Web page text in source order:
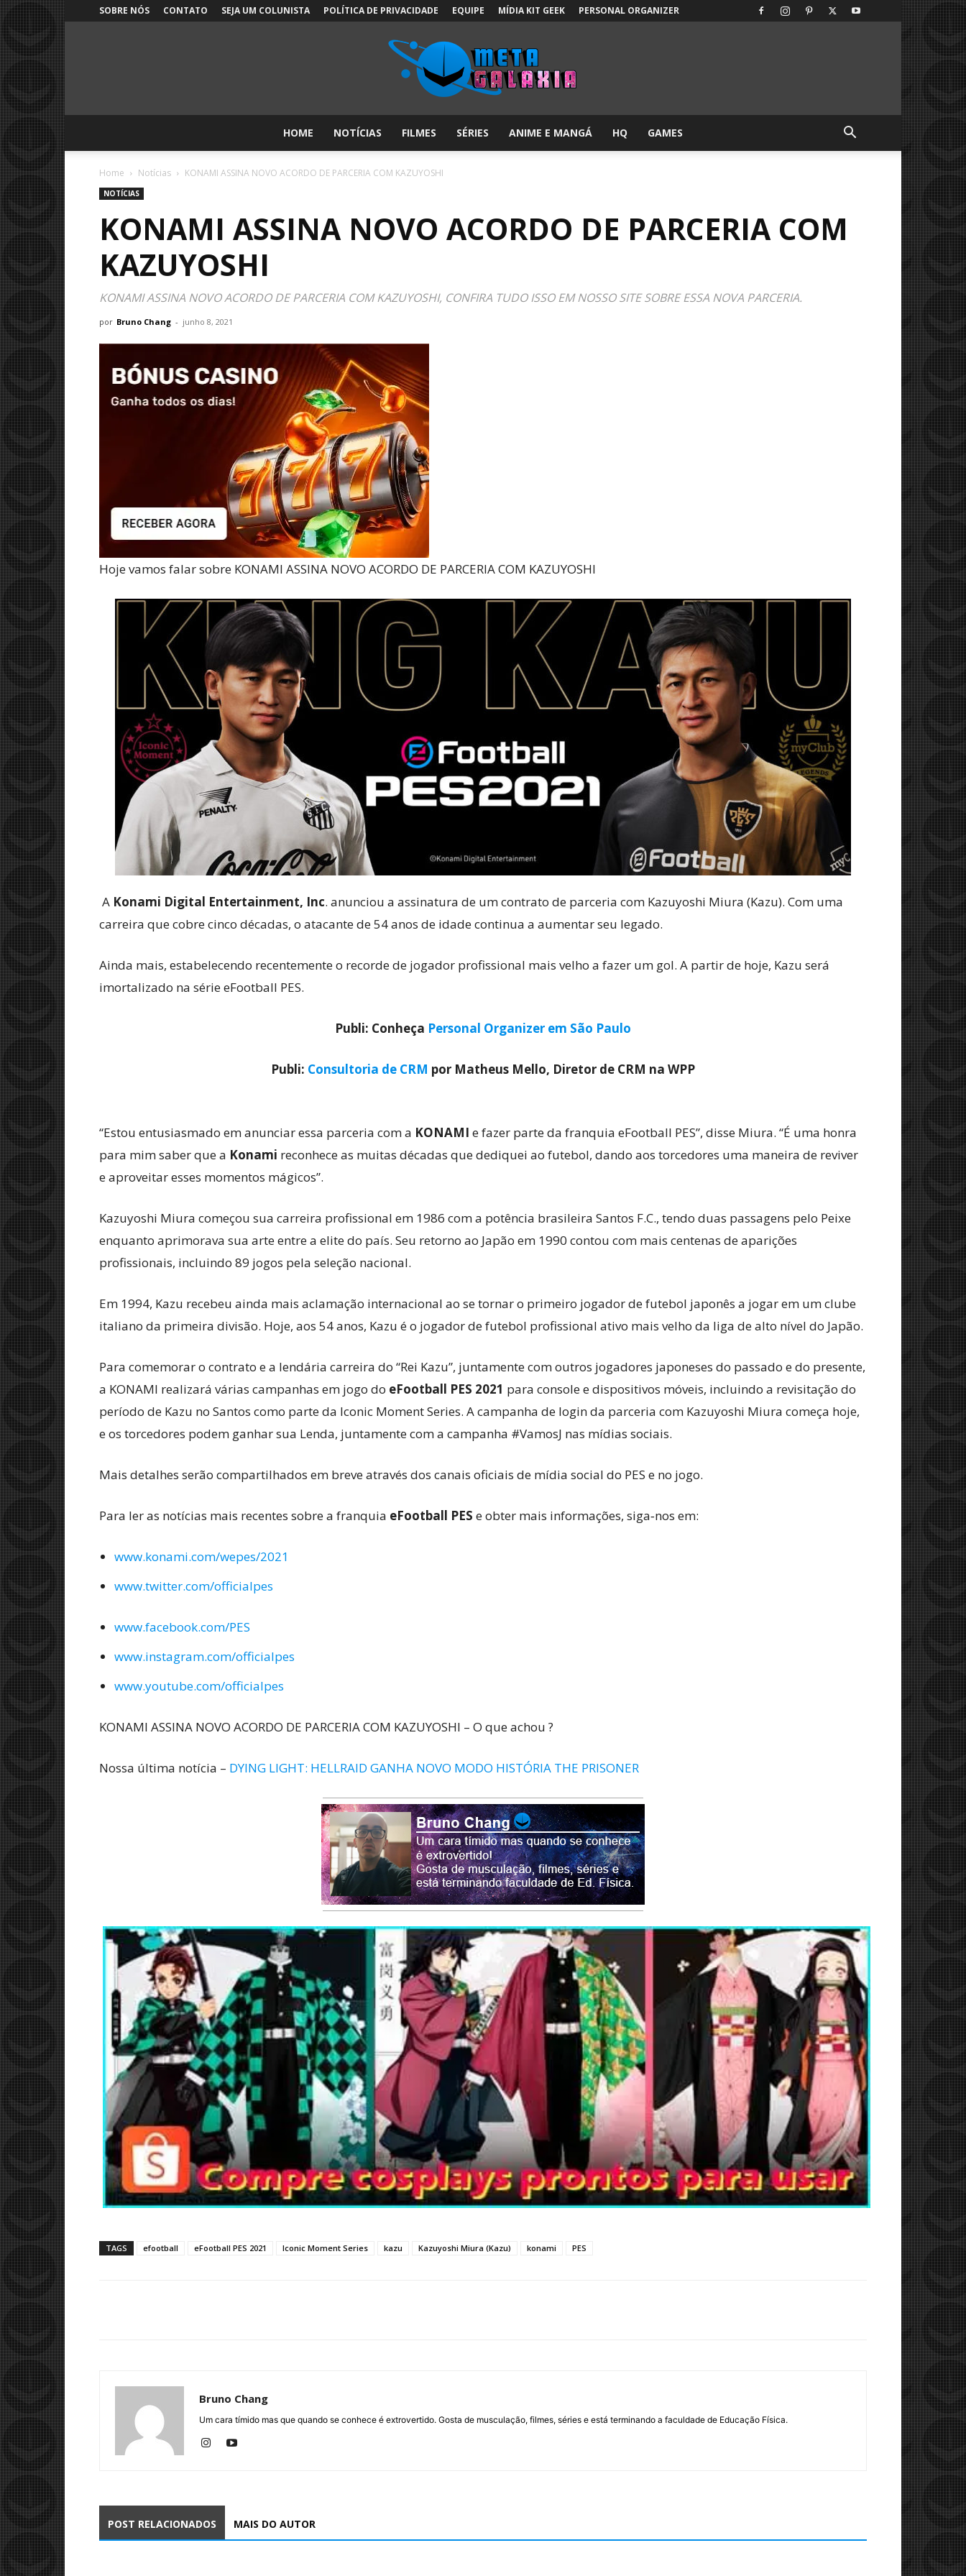
SOBRE NÓS CONTATO SEJA UM COLUNISTA POLÍTICA DE PRIVACIDADE EQUIPE MÍDIA KIT GEEK PERSONAL ORGANIZER
Galáxia:
Cultura
Pop!
HOME NOTÍCIAS FILMES SÉRIES ANIME E MANGÁ HQ GAMES
Home Notícias KONAMI ASSINA NOVO ACORDO DE PARCERIA COM KAZUYOSHI
NOTÍCIAS
KONAMI ASSINA NOVO ACORDO DE PARCERIA COM
KAZUYOSHI
KONAMI ASSINA NOVO ACORDO DE PARCERIA COM KAZUYOSHI, CONFIRA TUDO ISSO EM NOSSO SITE SOBRE ESSA NOVA PARCERIA.
por Bruno Chang - junho 8, 2021
Hoje vamos falar sobre KONAMI ASSINA NOVO ACORDO DE PARCERIA COM KAZUYOSHI
A Konami Digital Entertainment, Inc. anunciou a assinatura de um contrato de parceria com Kazuyoshi Miura (Kazu). Com uma
carreira que cobre cinco décadas, o atacante de 54 anos de idade continua a aumentar seu legado.
Ainda mais, estabelecendo recentemente o recorde de jogador profissional mais velho a fazer um gol. A partir de hoje, Kazu será
imortalizado na série eFootball PES.
Publi: Conheça Personal Organizer em São Paulo
Publi: Consultoria de CRM por Matheus Mello, Diretor de CRM na WPP
“Estou entusiasmado em anunciar essa parceria com a KONAMI e fazer parte da franquia eFootball PES”, disse Miura. “É uma honra
para mim saber que a Konami reconhece as muitas décadas que dediquei ao futebol, dando aos torcedores uma maneira de reviver
e aproveitar esses momentos mágicos”.
Kazuyoshi Miura começou sua carreira profissional em 1986 com a potência brasileira Santos F.C., tendo duas passagens pelo Peixe
enquanto aprimorava sua arte entre a elite do país. Seu retorno ao Japão em 1990 contou com mais centenas de aparições
profissionais, incluindo 89 jogos pela seleção nacional.
Em 1994, Kazu recebeu ainda mais aclamação internacional ao se tornar o primeiro jogador de futebol japonês a jogar em um clube
italiano da primeira divisão. Hoje, aos 54 anos, Kazu é o jogador de futebol profissional ativo mais velho da liga de alto nível do Japão.
Para comemorar o contrato e a lendária carreira do “Rei Kazu”, juntamente com outros jogadores japoneses do passado e do presente,
a KONAMI realizará várias campanhas em jogo do eFootball PES 2021 para console e dispositivos móveis, incluindo a revisitação do
período de Kazu no Santos como parte da Iconic Moment Series. A campanha de login da parceria com Kazuyoshi Miura começa hoje,
e os torcedores podem ganhar sua Lenda, juntamente com a campanha #VamosJ nas mídias sociais.
Mais detalhes serão compartilhados em breve através dos canais oficiais de mídia social do PES e no jogo.
Para ler as notícias mais recentes sobre a franquia eFootball PES e obter mais informações, siga‑nos em:
www.konami.com/wepes/2021
www.twitter.com/officialpes
www.facebook.com/PES
www.instagram.com/officialpes
www.youtube.com/officialpes
KONAMI ASSINA NOVO ACORDO DE PARCERIA COM KAZUYOSHI – O que achou ?
Nossa última notícia – DYING LIGHT: HELLRAID GANHA NOVO MODO HISTÓRIA THE PRISONER
TAGS efootball eFootball PES 2021 Iconic Moment Series kazu Kazuyoshi Miura (Kazu) konami PES
Bruno Chang
Um cara tímido mas que quando se conhece é extrovertido. Gosta de musculação, filmes, séries e está terminando a faculdade de Educação Física.
POST RELACIONADOS MAIS DO AUTOR